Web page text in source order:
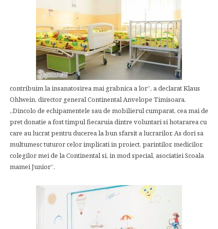
contribuim la insanatosirea mai grabnica a lor”, a declarat Klaus
Ohlwein, director general Continental Anvelope Timisoara.
„Dincolo de echipamentele sau de mobilierul cumparat, cea mai de
pret donatie a fost timpul fiecaruia dintre voluntari si hotararea cu
care au lucrat pentru ducerea la bun sfarsit a lucrarilor. As dori sa
multumesc tuturor celor implicati in proiect, parintilor, medicilor,
colegilor mei de la Continental si, in mod special, asociatiei Scoala
mamei Junior”.